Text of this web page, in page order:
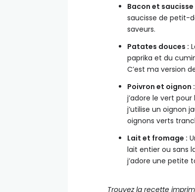
Bacon et
saucisse de petit-
saveurs.
Patates douces :
paprika et du
C’est ma version
Poivron et oignon :
j’adore le vert
j’utilise un oignon
oignons verts
Lait et fromage :
lait entier ou sans
j’adore une petite
Trouvez la recette